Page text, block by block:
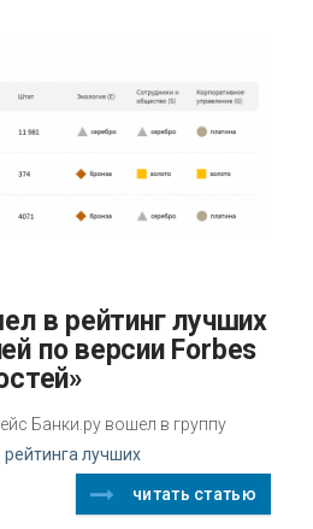
по версии Forbes
Банки.ру вошел в группу
лучших
читать статью